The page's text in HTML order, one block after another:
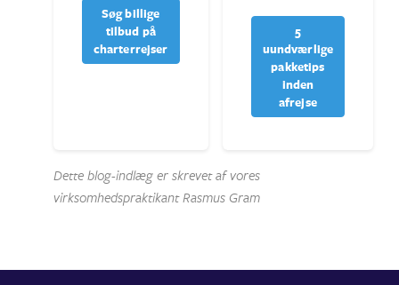
Søg billige
tilbud på
charterrejser
5
uundværlige
pakketips
inden
afrejse
Dette blog-indlæg er skrevet af vores
virksomhedspraktikant Rasmus Gram